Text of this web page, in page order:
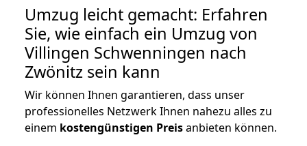
Umzug leicht gemacht: Erfahren
Sie, wie einfach ein Umzug von
Villingen Schwenningen nach
Zwönitz sein kann
Wir können Ihnen garantieren, dass unser
professionelles Netzwerk Ihnen nahezu alles zu
einem kostengünstigen Preisanbieten können.